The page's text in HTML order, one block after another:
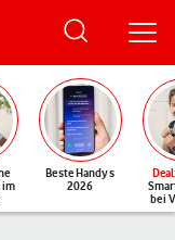
im
Beste Handys
2026
Deal
bei